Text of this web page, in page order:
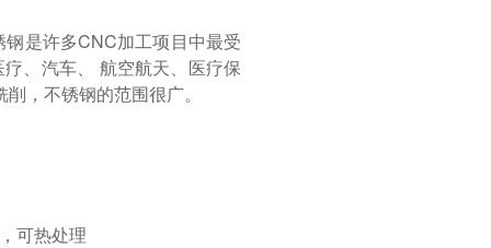
是许多CNC加工项目中最受
、汽车、 航空航天、医疗保
，不锈钢的范围很广。
可热处理